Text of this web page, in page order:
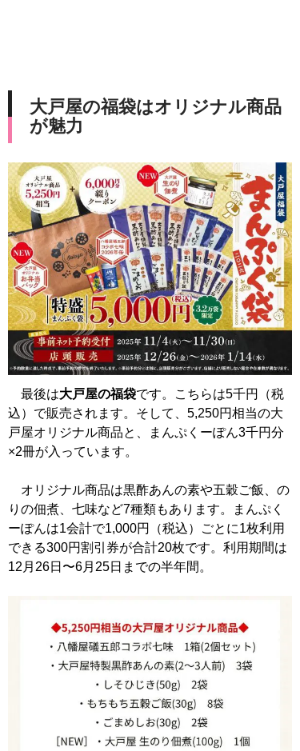
大戸屋の福袋はオリジナル商品
が魅力
最後は大戸屋の福袋です。こちらは5千円（税
込）で販売されます。そして、5,250円相当の大
戸屋オリジナル商品と、まんぷくーぽん3千円分
×2冊が入っています。
オリジナル商品は黒酢あんの素や五穀ご飯、の
りの佃煮、七味など7種類もあります。まんぷく
ーぽんは1会計で1,000円（税込）ごとに1枚利用
できる300円割引券が合計20枚です。利用期間は
12月26日〜6月25日までの半年間。